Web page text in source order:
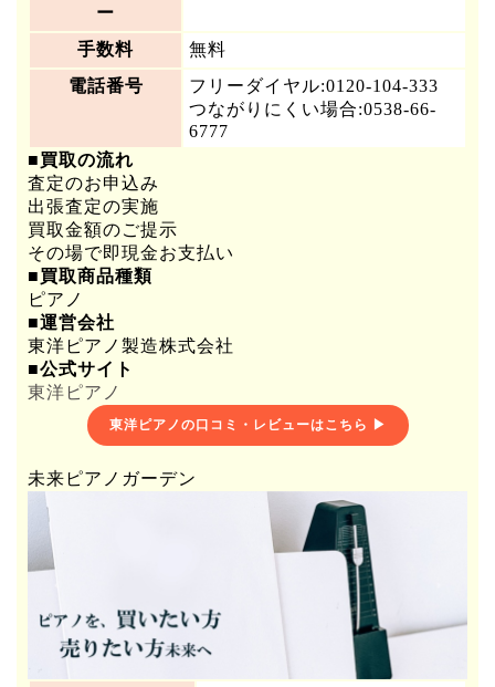
ー
手数料
無料
電話番号
フリーダイヤル:0120-104-333
つながりにくい場合:0538-66-
6777
■買取の流れ
査定のお申込み
出張査定の実施
買取金額のご提示
その場で即現金お支払い
■買取商品種類
ピアノ
■運営会社
東洋ピアノ製造株式会社
■公式サイト
東洋ピアノ
東洋ピアノの口コミ・レビューはこちら ▶
未来ピアノガーデン